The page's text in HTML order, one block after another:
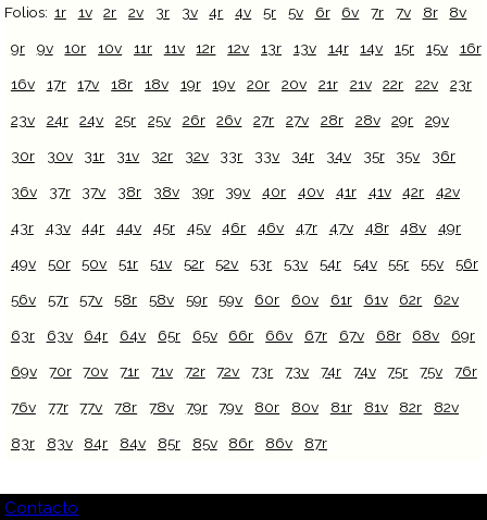
Folios: 1r 1v 2r 2v 3r 3v 4r 4v 5r 5v 6r 6v 7r 7v 8r 8v
9r 9v 10r 10v 11r 11v 12r 12v 13r 13v 14r 14v 15r 15v 16r
16v 17r 17v 18r 18v 19r 19v 20r 20v 21r 21v 22r 22v 23r
23v 24r 24v 25r 25v 26r 26v 27r 27v 28r 28v 29r 29v
30r 30v 31r 31v 32r 32v 33r 33v 34r 34v 35r 35v 36r
36v 37r 37v 38r 38v 39r 39v 40r 40v 41r 41v 42r 42v
43r 43v 44r 44v 45r 45v 46r 46v 47r 47v 48r 48v 49r
49v 50r 50v 51r 51v 52r 52v 53r 53v 54r 54v 55r 55v 56r
56v 57r 57v 58r 58v 59r 59v 60r 60v 61r 61v 62r 62v
63r 63v 64r 64v 65r 65v 66r 66v 67r 67v 68r 68v 69r
69v 70r 70v 71r 71v 72r 72v 73r 73v 74r 74v 75r 75v 76r
76v 77r 77v 78r 78v 79r 79v 80r 80v 81r 81v 82r 82v
83r 83v 84r 84v 85r 85v 86r 86v 87r
Contacto